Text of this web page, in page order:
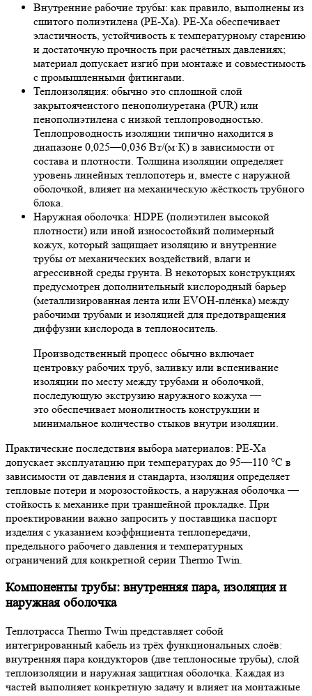
Внутренние рабочие трубы: как правило, выполнены из
сшитого полиэтилена (PE-Xa). PE-Xa обеспечивает
эластичность, устойчивость к температурному старению
и достаточную прочность при расчётных давлениях;
материал допускает изгиб при монтаже и совместимость
с промышленными фитингами.
Теплоизоляция: обычно это сплошной слой
закрытоячеистого пенополиуретана (PUR) или
пенополиэтилена с низкой теплопроводностью.
Теплопроводность изоляции типично находится в
диапазоне 0,025—0,036 Вт/(м·К) в зависимости от
состава и плотности. Толщина изоляции определяет
уровень линейных теплопотерь и, вместе с наружной
оболочкой, влияет на механическую жёсткость трубного
блока.
Наружная оболочка: HDPE (полиэтилен высокой
плотности) или иной износостойкий полимерный
кожух, который защищает изоляцию и внутренние
трубы от механических воздействий, влаги и
агрессивной среды грунта. В некоторых конструкциях
предусмотрен дополнительный кислородный барьер
(металлизированная лента или EVOH-плёнка) между
рабочими трубами и изоляцией для предотвращения
диффузии кислорода в теплоноситель.
Производственный процесс обычно включает
центровку рабочих труб, заливку или вспенивание
изоляции по месту между трубами и оболочкой,
последующую экструзию наружного кожуха —
это обеспечивает монолитность конструкции и
минимальное количество стыков внутри изоляции.
Практические последствия выбора материалов: PE-Xa
допускает эксплуатацию при температурах до 95—110 °C в
зависимости от давления и стандарта, изоляция определяет
тепловые потери и морозостойкость, а наружная оболочка —
стойкость к механике при траншейной прокладке. При
проектировании важно запросить у поставщика паспорт
изделия с указанием коэффициента теплопередачи,
предельного рабочего давления и температурных
ограничений для конкретной серии Thermo Twin.
Компоненты трубы: внутренняя пара, изоляция и
наружная оболочка
Теплотрасса Thermo Twin представляет собой
интегрированный кабель из трёх функциональных слоёв:
внутренняя пара кондукторов (две теплоносные трубы), слой
теплоизоляции и наружная защитная оболочка. Каждая из
частей выполняет конкретную задачу и влияет на монтажные